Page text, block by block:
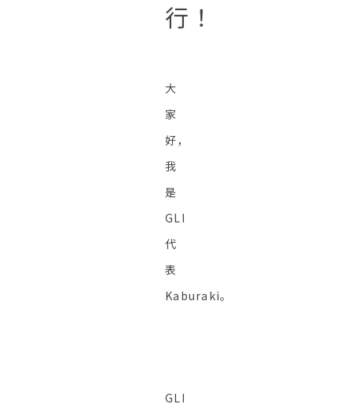
行！
大
家
好，
我
是
GLI
代
表
Kaburaki。
GLI